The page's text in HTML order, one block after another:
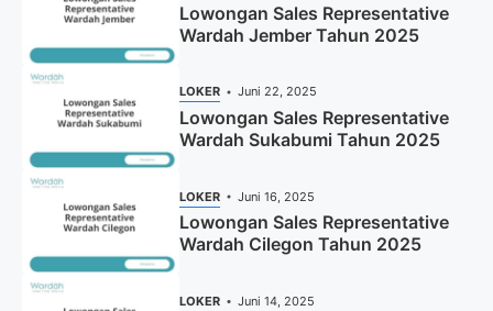
Lowongan Sales Representative
Wardah Jember Tahun 2025
LOKER Juni 22, 2025
Lowongan Sales Representative
Wardah Sukabumi Tahun 2025
LOKER Juni 16, 2025
Lowongan Sales Representative
Wardah Cilegon Tahun 2025
LOKER Juni 14, 2025